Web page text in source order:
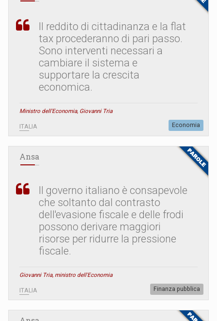
Il reddito di cittadinanza e la flat
tax procederanno di pari passo.
Sono interventi necessari a
cambiare il sistema e
supportare la crescita
economica.
Ministro dell'Economia, Giovanni Tria
ITALIA Economia
Ansa
Il governo italiano è consapevole
che soltanto dal contrasto
dell'evasione fiscale e delle frodi
possono derivare maggiori
risorse per ridurre la pressione
fiscale.
Giovanni Tria, ministro dell'Economia
ITALIA Finanza pubblica